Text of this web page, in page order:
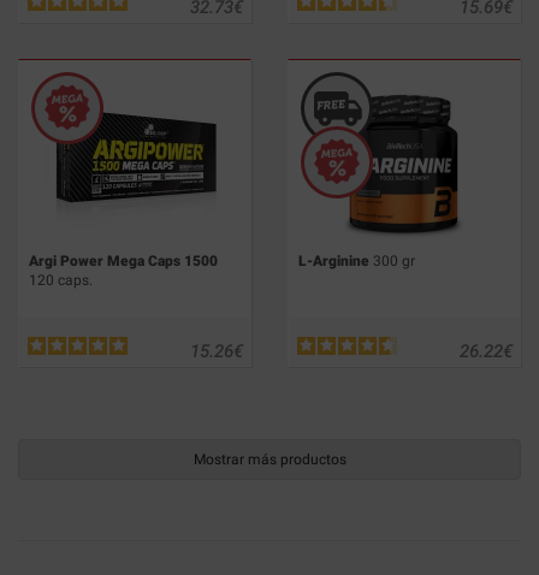
€
32.73 €
15.69
Argi Power Mega Caps 1500
120 caps.
€
15.26
L-Arginine 300 gr
€
26.22
Mostrar más productos